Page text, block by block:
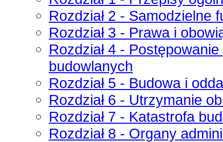
Rozdział 2 - Samodzielne
Rozdział 3 - Prawa i
Rozdział 4 -
budowlanych
Rozdział 5 - Budowa i
Rozdział 6 - Utrzymanie
Rozdział 7 - Katastrofa
Rozdział 8 - Organy